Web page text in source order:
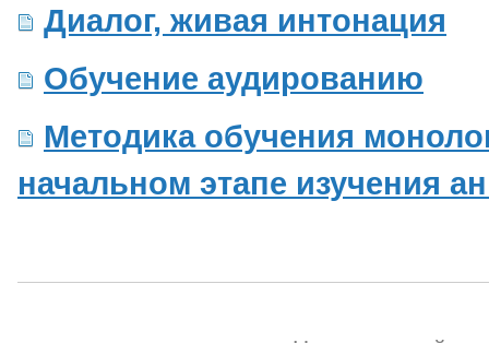
Диалог, живая интонация
Обучение аудированию
Методика обучения
начальном этапе изучения